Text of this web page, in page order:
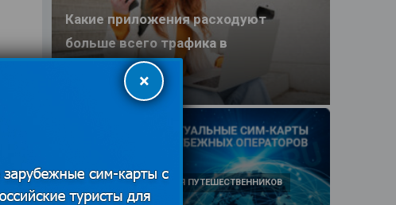
Какие приложения расходуют
больше всего трафика в
путешествии
25.06.2026
ПОЛЕЗНЫЕ ОБЗОРЫ ДЛЯ ПУТЕШЕСТВЕННИКОВ
×